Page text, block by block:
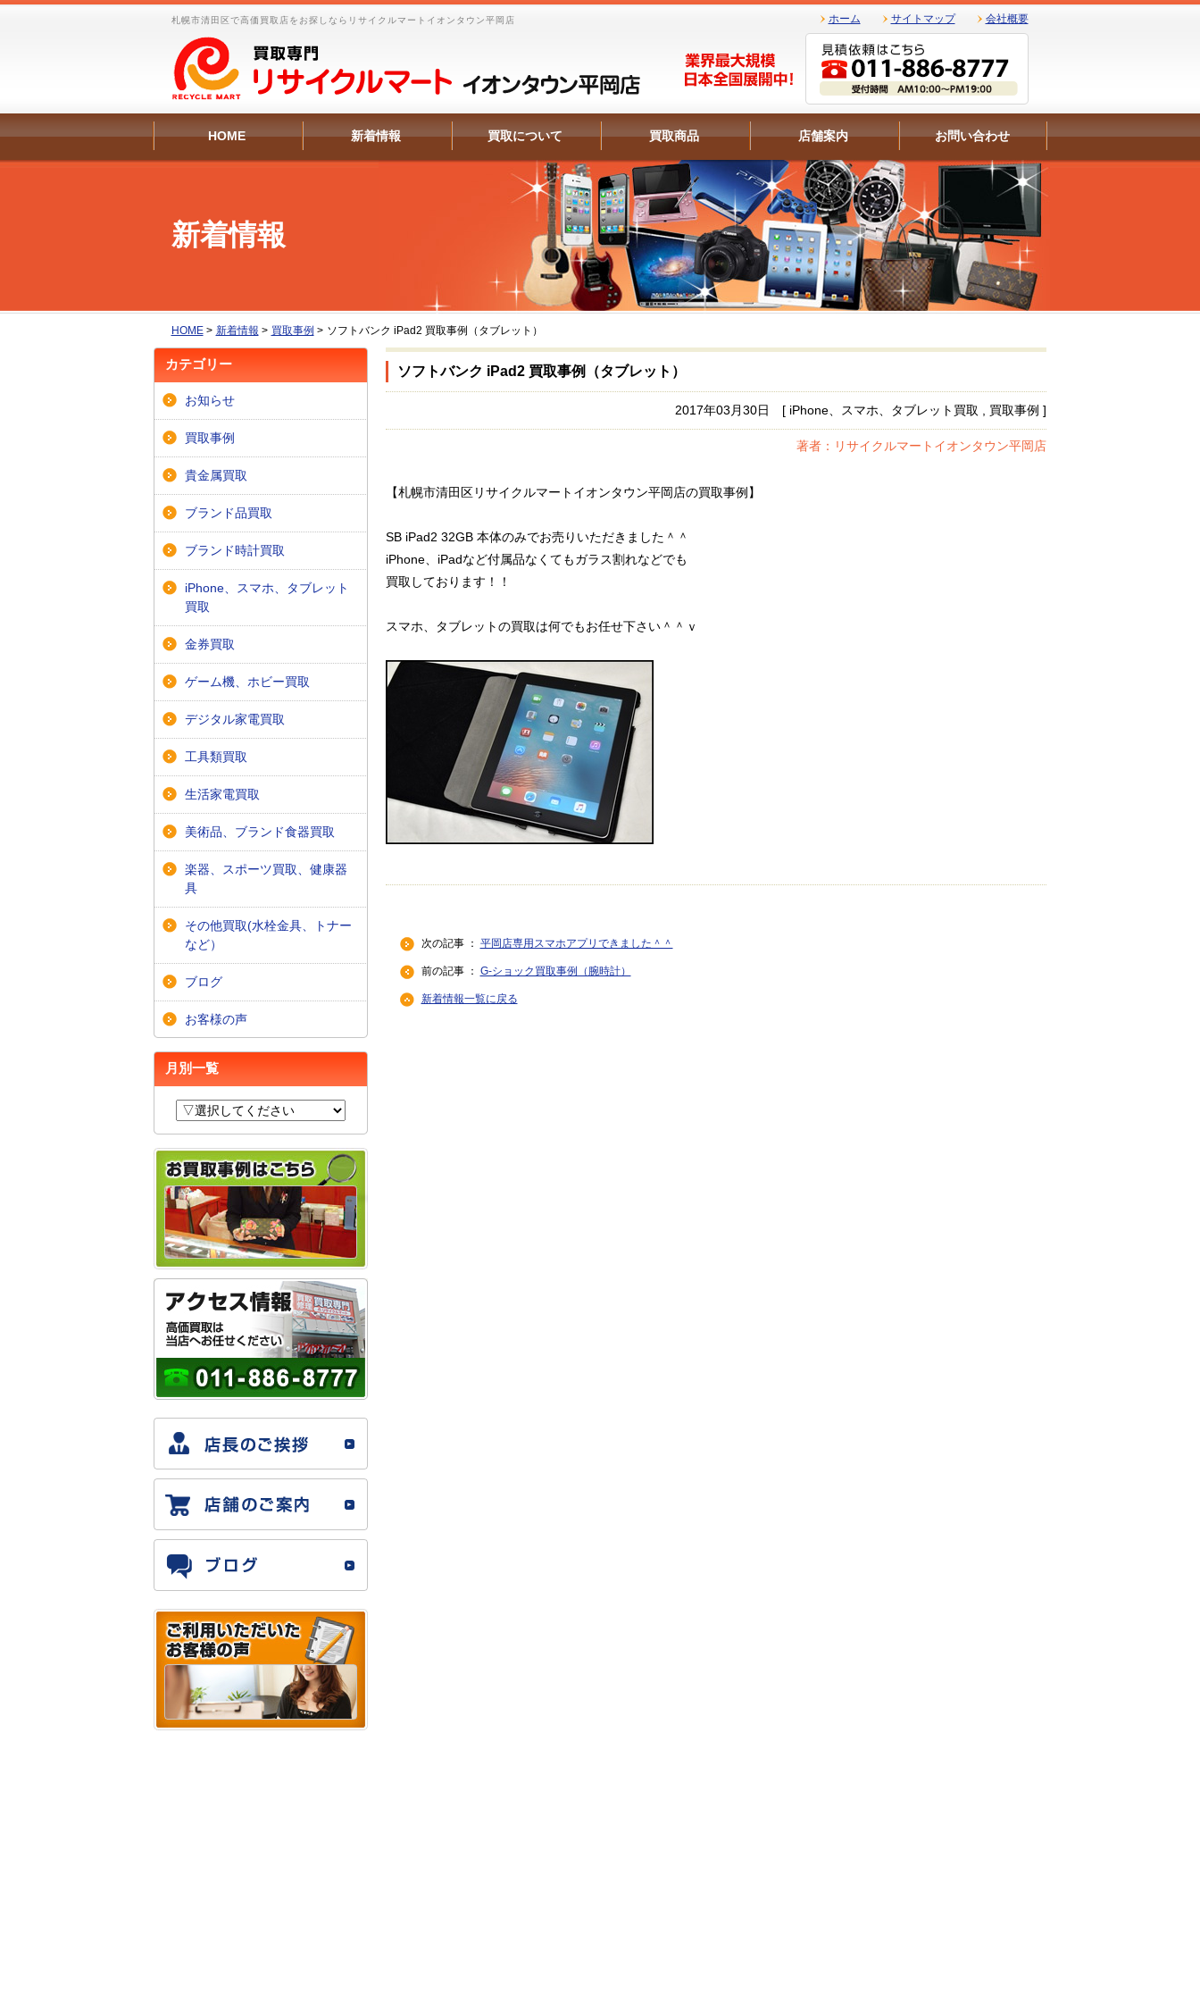
札幌市清田区で高価買取店をお探しならリサイクルマートイオンタウン平岡店 ホーム サイトマップ 会社概要
HOME 新着情報 買取について 買取商品 店舗案内 お問い合わせ
新着情報
HOME> 新着情報 > 買取事例 > ソフトバンク iPad2 買取事例（タブレット）
ソフトバンク iPad2 買取事例（タブレット）
2017年03月30日 [ iPhone、スマホ、タブレット買取 , 買取事例 ]
著者：リサイクルマートイオンタウン平岡店
【札幌市清田区リサイクルマートイオンタウン平岡店の買取事例】
SB iPad2 32GB 本体のみでお売りいただきました＾＾
iPhone、iPadなど付属品なくてもガラス割れなどでも
買取しております！！
スマホ、タブレットの買取は何でもお任せ下さい＾＾ｖ
次の記事 ： 平岡店専用スマホアプリできました＾＾
前の記事 ： G-ショック買取事例（腕時計）
新着情報一覧に戻る
カテゴリー
お知らせ
買取事例
貴金属買取
ブランド品買取
ブランド時計買取
iPhone、スマホ、タブレット
買取
金券買取
ゲーム機、ホビー買取
デジタル家電買取
工具類買取
生活家電買取
美術品、ブランド食器買取
楽器、スポーツ買取、健康器
具
その他買取(水栓金具、トナー
など）
ブログ
お客様の声
月別一覧